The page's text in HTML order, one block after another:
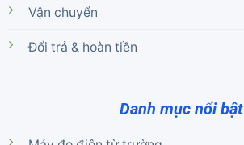
Vận chuyển
Đổi trả & hoàn tiền
Danh mục nổi bật